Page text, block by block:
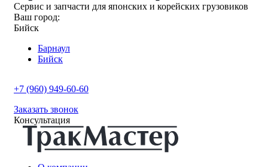
Сервис и запчасти для японских и корейских грузовиков
Ваш город:
Бийск
Барнаул
Бийск
+7 (960) 949-60-60
Заказать звонок
Консультация